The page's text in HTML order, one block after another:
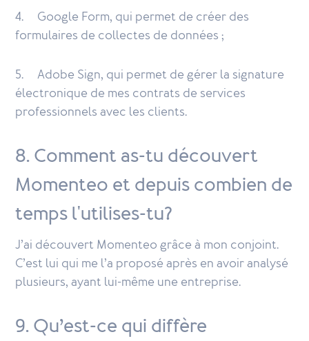
4. Google Form, qui permet de créer des
formulaires de collectes de données ;
5. Adobe Sign, qui permet de gérer la signature
électronique de mes contrats de services
professionnels avec les clients.
8. Comment as-tu découvert
Momenteo et depuis combien de
temps l'utilises-tu?
J’ai découvert Momenteo grâce à mon conjoint.
C’est lui qui me l’a proposé après en avoir analysé
plusieurs, ayant lui-même une entreprise.
9. Qu’est-ce qui diffère